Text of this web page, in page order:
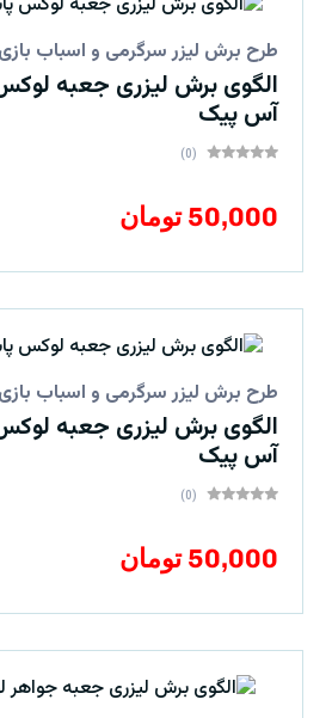
طرح برش لیزر سرگرمی و اسباب بازی
الگوی برش لیزری جعبه
آس پیک
(0)
50,000 تومان
طرح برش لیزر سرگرمی و اسباب بازی
الگوی برش لیزری جعبه
آس پیک
(0)
50,000 تومان